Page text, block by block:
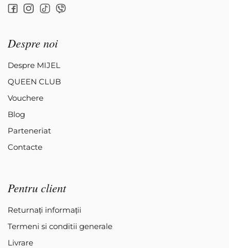
Despre noi
Despre MIJEL
QUEEN CLUB
Vouchere
Blog
Parteneriat
Contacte
Pentru client
Returnați informații
Termeni si conditii generale
Livrare